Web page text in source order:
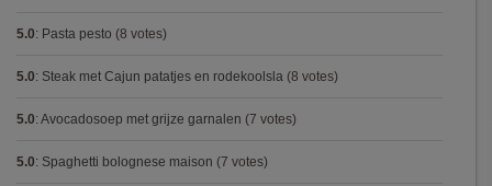
5.0: Pasta pesto (8 votes)
5.0: Steak met Cajun patatjes en rodekoolsla (8 votes)
5.0: Avocadosoep met grijze garnalen (7 votes)
5.0: Spaghetti bolognese maison (7 votes)